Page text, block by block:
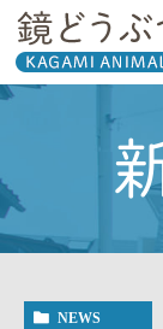
NEWS